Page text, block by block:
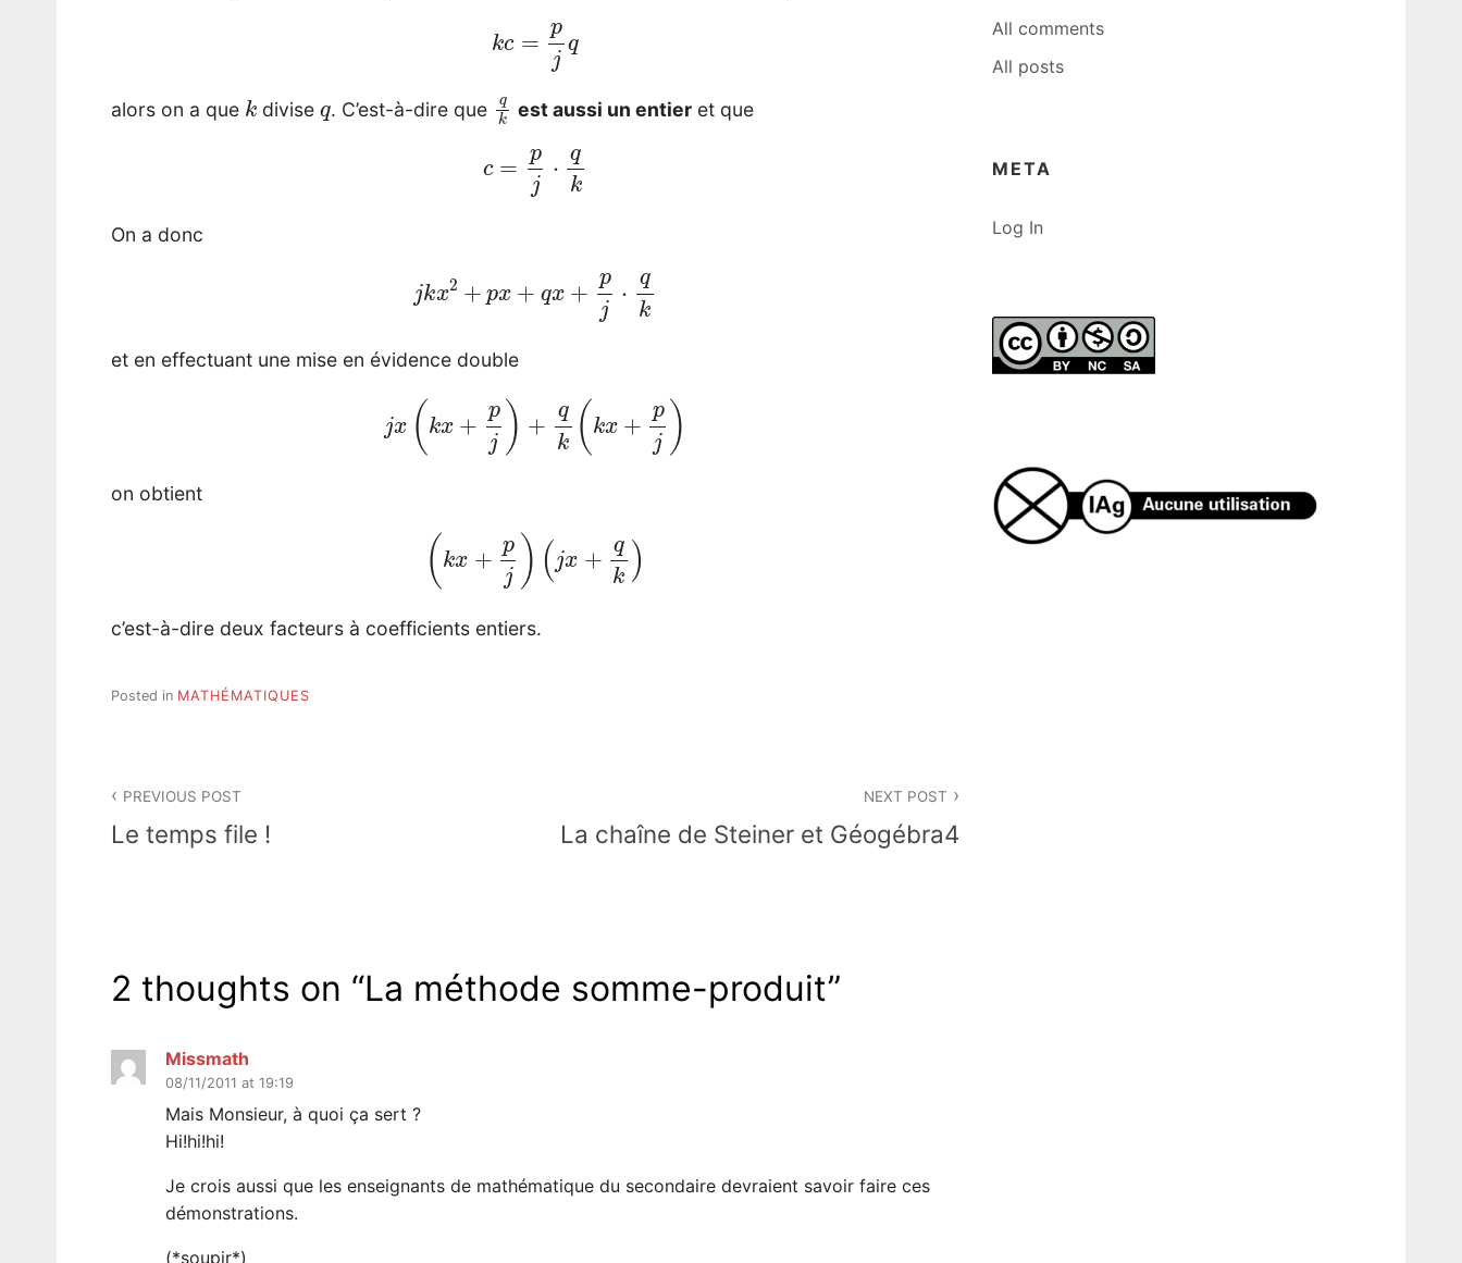
pjq
alors on a que
k
divise . C’est-à-dire que
q
est aussi un entieret que
pj k
On a donc
kx j⋅q
et en effectuant une mise en évidence double
j +pj k( kx
on obtient
+p j) x
c’est-à-dire deux facteurs à coefficients entiers.
Posted in MATHÉMATIQUES
navigation
PREVIOUS POST
Le temps file !
NEXT POST
La chaîne de Steiner et Géogébra4
2 thoughts on “La méthode somme-produit”
Missmath
08/11/2011 at 19:19
Mais Monsieur, à quoi ça sert ?
Hi!hi!hi!
Je crois aussi que les enseignants de mathématique du secondaire devraient savoir faire ces
démonstrations.
(*soupir*)
All comments
All posts
META
Log In